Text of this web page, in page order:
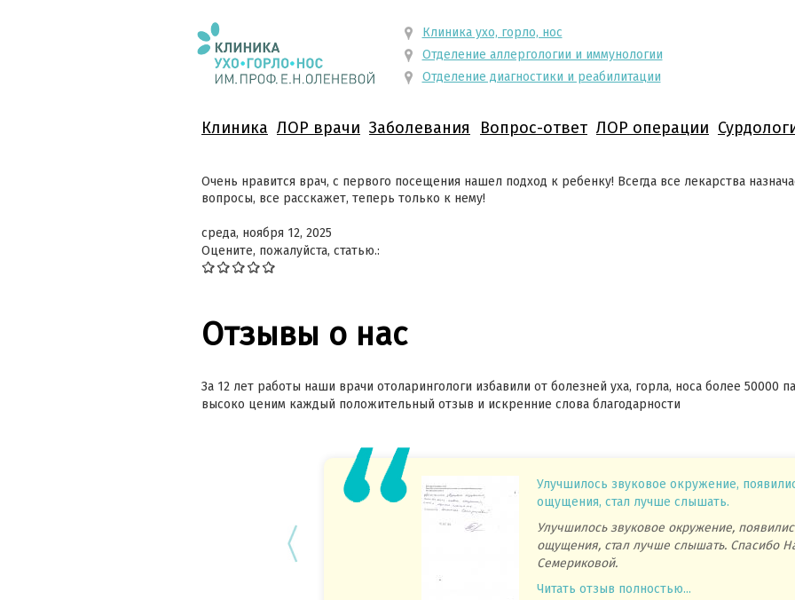
Клиника ухо, горло, нос
Отделение аллергологии и иммунологии
Отделение диагностики и реабилитации
Клиника ЛОР врачи Заболевания Вопрос-ответ ЛОР операции
Очень нравится врач, с первого посещения нашел подход к ребенку! Всегда все лекарства
вопросы, все расскажет, теперь только к нему!
среда, ноября 12, 2025
Оцените, пожалуйста, статью.:
Отзывы о нас
За 12 лет работы наши врачи отоларингологи избавили от болезней уха, горла, носа более 50000
высоко ценим каждый положительный отзыв и искренние слова благодарности
Улучшилось звуковое окружение,
ощущения, стал лучше слышать.
Улучшилось звуковое окружение,
ощущения, стал лучше слышать. Спасибо
Семериковой.
Читать отзыв полностью...